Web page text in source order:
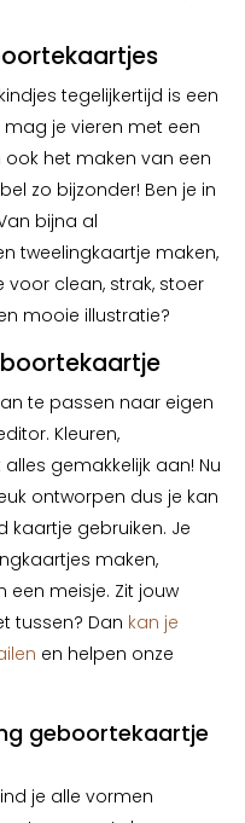
tegelijkertijd is een
je vieren met een
het maken van een
zo bijzonder! Ben je in
bijna al
tweelingkaartje maken,
voor clean, strak, stoer
mooie illustratie?
te passen naar eigen
Kleuren,
gemakkelijk aan! Nu
ontworpen dus je kan
kaartje gebruiken. Je
maken,
een meisje. Zit jouw
tussen? Dan kan je
en helpen onze
geboortekaartje
je alle vormen